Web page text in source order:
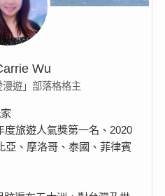
Wu
漫遊」部落格格主
度旅遊人氣獎第一名、2020
亞、摩洛哥、泰國、菲律賓